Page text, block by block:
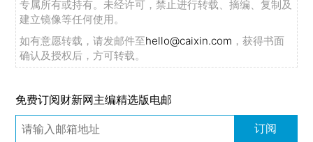
专属所有或持有。未经许可，禁止进行转载、摘编、复制及
建立镜像等任何使用。
如有意愿转载，请发邮件至hello@caixin.com ，获得书面
确认及授权后，方可转载。
免费订阅财新网主编精选版电邮
订阅